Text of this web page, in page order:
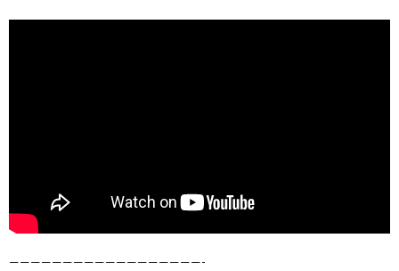
——————————————————-